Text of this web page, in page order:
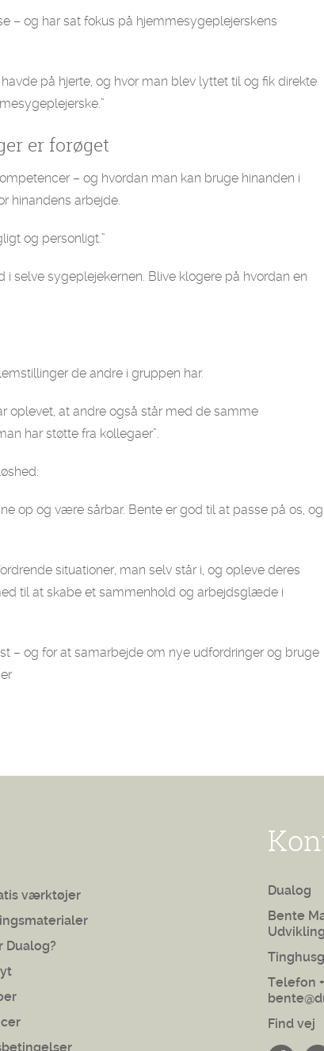
– og har sat fokus på hjemmesygeplejerskens
på hjerte, og hvor man blev lyttet til og fik direkte
er forøget
– og hvordan man kan bruge hinanden i
hinandens arbejde.
og personligt.”
selve sygeplejekernen. Blive klogere på hvordan en
de andre i gruppen har.
oplevet, at andre også står med de samme
har støtte fra kollegaer”.
op og være sårbar. Bente er god til at passe på os, og
situationer, man selv står i, og opleve deres
til at skabe et sammenhold og arbejdsglæde i
– og for at samarbejde om nye udfordringer og bruge
værktøjer
Dualog?
Dualog
Bente
Telefon
Find vej